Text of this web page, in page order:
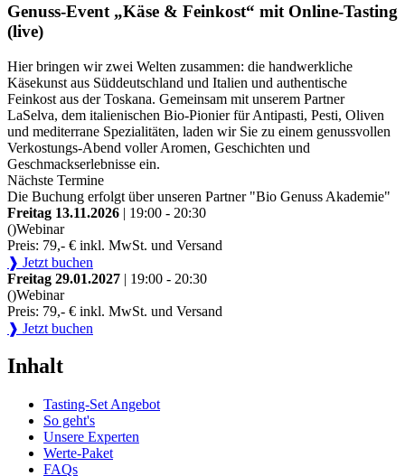
Genuss-Event „Käse & Feinkost“ mit Online-Tasting
(live)
Hier bringen wir zwei Welten zusammen: die handwerkliche
Käsekunst aus Süddeutschland und Italien und authentische
Feinkost aus der Toskana. Gemeinsam mit unserem Partner
LaSelva, dem italienischen Bio-Pionier für Antipasti, Pesti, Oliven
und mediterrane Spezialitäten, laden wir Sie zu einem genussvollen
Verkostungs-Abend voller Aromen, Geschichten und
Geschmackserlebnisse ein.
Nächste Termine
Die Buchung erfolgt über unseren Partner "Bio Genuss Akademie"
Freitag 13.11.2026 | 19:00 - 20:30
()Webinar
Preis: 79,- € inkl. MwSt. und Versand
❱ Jetzt buchen
Freitag 29.01.2027 | 19:00 - 20:30
()Webinar
Preis: 79,- € inkl. MwSt. und Versand
❱ Jetzt buchen
Inhalt
Tasting-Set Angebot
So geht's
Unsere Experten
Werte-Paket
FAQs